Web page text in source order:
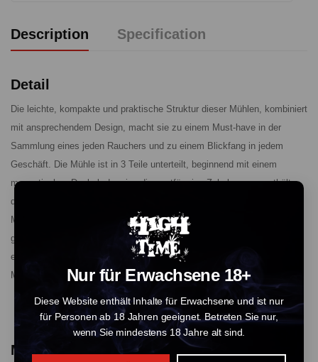
Nur für Erwachsene 18+
Diese Website enthält Inhalte für Erwachsene und ist nur
für Personen ab 18 Jahren geeignet. Betreten Sie nur,
wenn Sie mindestens 18 Jahre alt sind.
Description Specification
Detail
Die leichte, kompakte und praktische Struktur dieser Mühlen, kombiniert
mit ansprechendem Design, macht sie zu einem Must-have in der
Sammlung eines jeden Rauchers und zu einem Blickfang in jedem
Geschäft. Die Mühle ist in 3 Teile unterteilt, beginnend mit einem
magnetischen Deckel, der eine diamantförmige Zahnkammer enthält,
die speziell dafür entworfen wurde, eine gleichmäßige und konsistente
Mahlung zu erzielen. Die zweite Kammer wird durch ein Metallsieb
getrennt, das die Kristalle in die zweite Kammer filtert. Ein Schaber ist
ebenfalls enthalten, um die gesammelten Reste herauszuschaben. Die
Mühle hat einen Durchmesser von 40 mm.
More Products From This Vendor